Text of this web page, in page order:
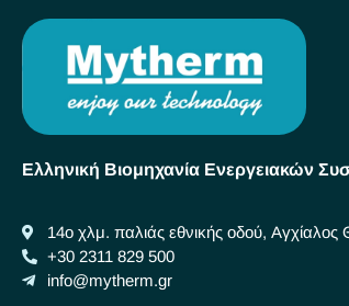
Ελληνική Βιομηχανία Ενεργειακών
14ο χλμ. παλιάς εθνικής οδού, Αγχίαλος
+30 2311 829 500
info@mytherm.gr